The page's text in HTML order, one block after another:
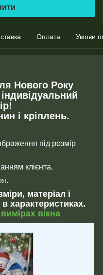
Оплата Умови
Нового Року
і кріплень.
під розмір
клієнта.
матеріал і
в характеристиках.
вікна